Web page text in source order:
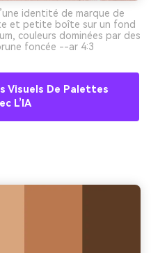
identité de marque de
et petite boîte sur un fond
couleurs dominées par des
foncée --ar 4:3
Visuels De Palettes
L’IA